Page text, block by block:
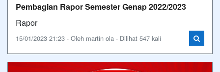
Pembagian Rapor Semester Genap 2022/2023
Rapor
15/01/2023 21:23 - Oleh martin ola - Dilihat 547 kali